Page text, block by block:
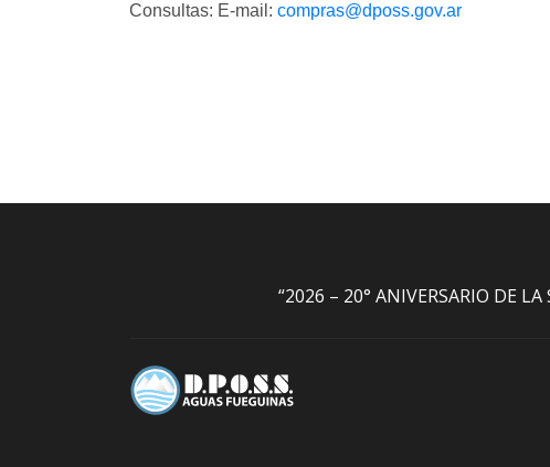
Consultas: E-mail: compras@dposs.gov.ar
“2026 – 20° ANIVERSARIO DE